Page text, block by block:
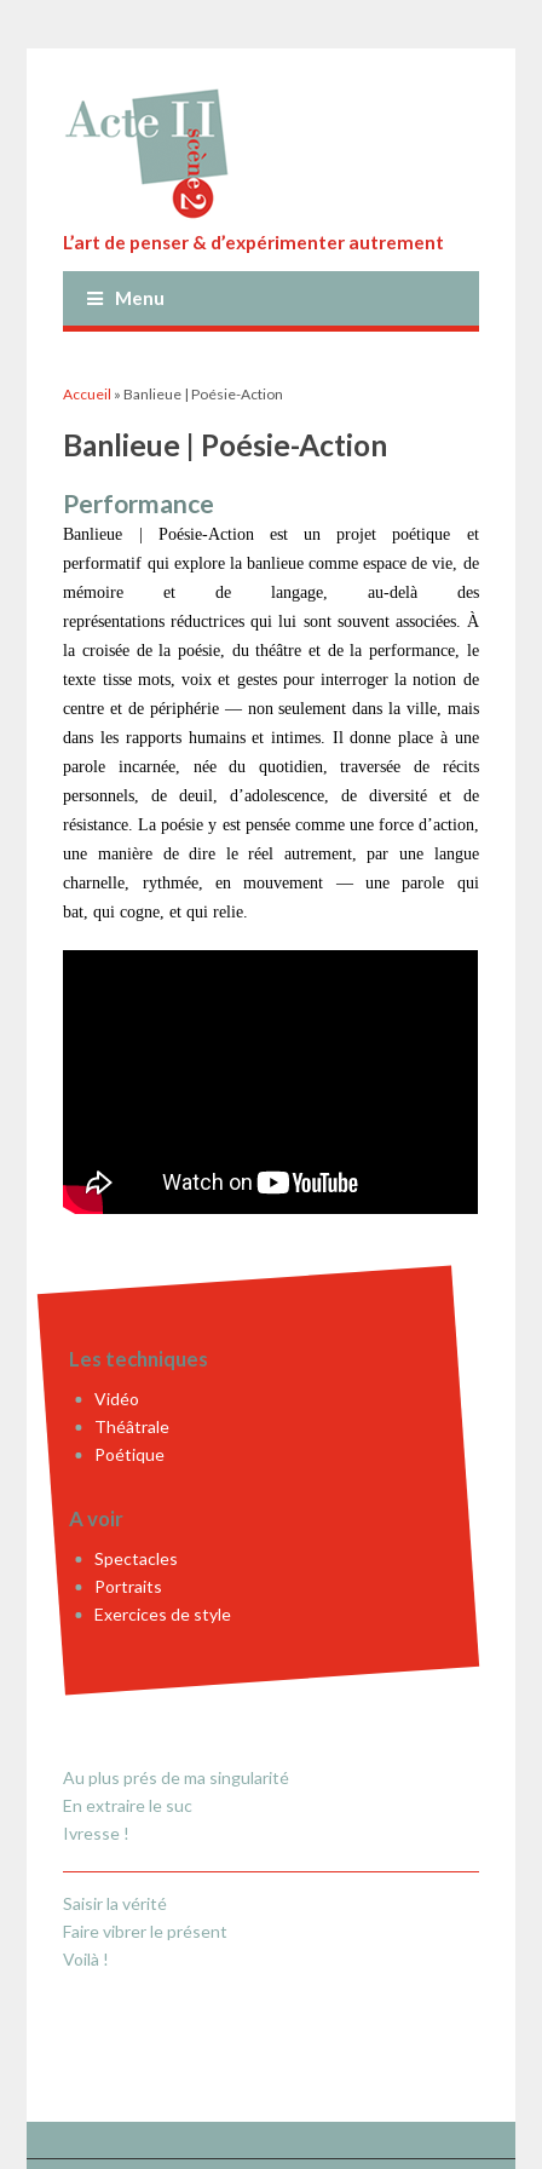
L’art de penser & d’expérimenter autrement
Menu
Vous êtes ici
Accueil » Banlieue | Poésie-Action
Banlieue | Poésie-Action
Performance
Banlieue | Poésie-Actionest un projet poétique et
performatif qui explore la banlieuecomme espace de vie, de
mémoire et de langage, au-delà des
représentationsréductrices qui lui sont souvent associées. À
la croisée de la poésie, du théâtre et de la performance, le
texte tisse mots, voix et gestes pour interroger la notion de
centre et de périphérie — non seulement dans la ville, mais
dans les rapports humains et intimes. Il donne place à une
parole incarnée, née du quotidien, traversée de récits
personnels, de deuil, d’adolescence, de diversité et de
résistance.La poésie y est pensée comme une force d’action,
une manière de dire le réel autrement, par une langue
charnelle, rythmée, en mouvement — une parole qui
bat,qui cogne, et qui relie.
Les techniques
Vidéo
Théâtrale
Poétique
A voir
Spectacles
Portraits
Exercices de style
Au plus prés de ma singularité
En extraire le suc
Ivresse !
Saisir la vérité
Faire vibrer le présent
Voilà !